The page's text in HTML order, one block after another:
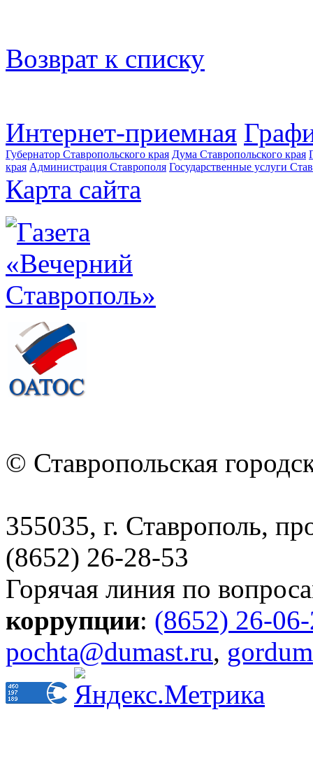
Возврат к списку
Интернет-приемная
Губернатор Ставропольского края Дума Ставропольского края
края Администрация Ставрополя Государственные услуги
Карта сайта
© Ставропольская
355035, г. Ставрополь,
(8652) 26-28-53
Горячая линия по
коррупции: (8652) 26-
pochta@dumast.ru,